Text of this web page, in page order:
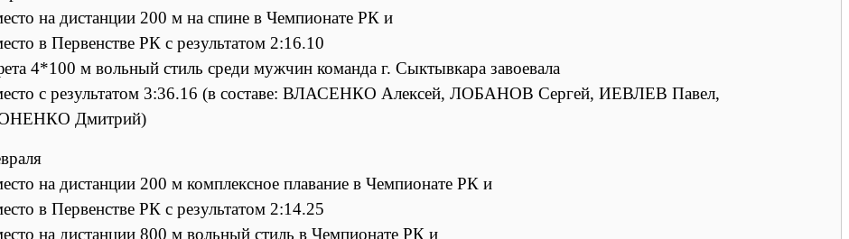
на дистанции 200 м на спине в Чемпионате РК и
в Первенстве РК с результатом 2:16.10
4*100 м вольный стиль среди мужчин команда г. Сыктывкара завоевала
с результатом 3:36.16 (в составе: ВЛАСЕНКО Алексей, ЛОБАНОВ Сергей, ИЕВЛЕВ Павел,
Дмитрий)
на дистанции 200 м комплексное плавание в Чемпионате РК и
в Первенстве РК с результатом 2:14.25
на дистанции 800 м вольный стиль в Чемпионате РК и